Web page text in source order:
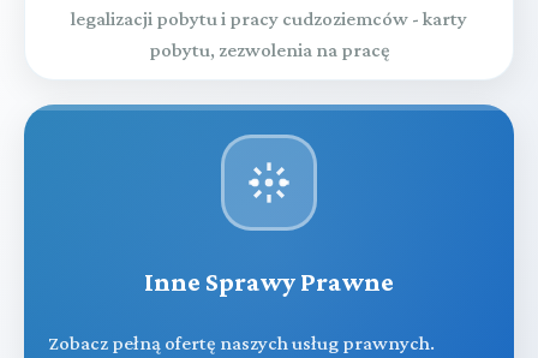
legalizacji pobytu i pracy cudzoziemców - karty
pobytu, zezwolenia na pracę
Inne Sprawy Prawne
Zobacz pełną ofertę naszych usług prawnych.